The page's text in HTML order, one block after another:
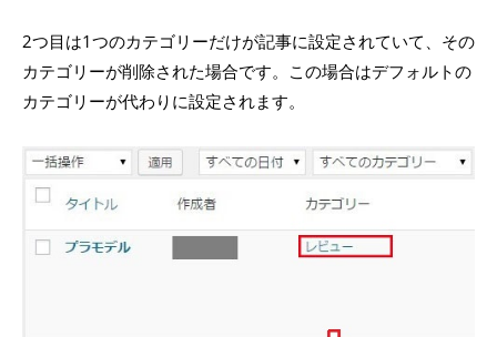
2つ目は1つのカテゴリーだけが記事に設定されていて、その
カテゴリーが削除された場合です。この場合はデフォルトの
カテゴリーが代わりに設定されます。